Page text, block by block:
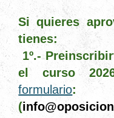
Si quieres
tienes:
1º.-
el curso
formulario:
(